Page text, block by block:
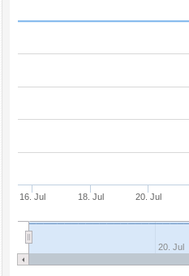
16. Jul 18. Jul 20. Jul
20. Jul